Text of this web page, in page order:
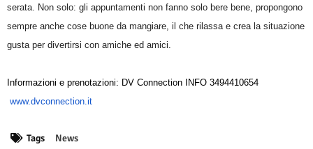
serata. Non solo: gli appuntamenti non fanno solo bere bene, propongono
sempre anche cose buone da mangiare, il che rilassa e crea la situazione
gusta per divertirsi con amiche ed amici.
Informazioni e prenotazioni: DV Connection INFO 3494410654
www.dvconnection.it
Tags News